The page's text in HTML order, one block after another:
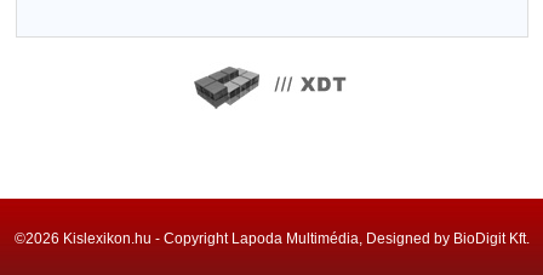
©2026 Kislexikon.hu - Copyright Lapoda Multimédia, Designed by BioDigit Kft.